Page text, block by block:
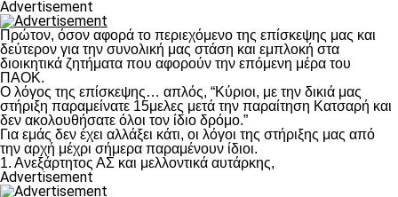
Advertisement
Πρώτον, όσον αφορά το περιεχόμενο της επίσκεψης μας και
δεύτερον για την συνολική μας στάση και εμπλοκή στα
διοικητικά ζητήματα που αφορούν την επόμενη μέρα του
ΠΑΟΚ.
Ο λόγος της επίσκεψης… απλός, “Κύριοι, με την δικιά μας
στήριξη παραμείνατε 15μελες μετά την παραίτηση Κατσαρή και
δεν ακολουθήσατε όλοι τον ίδιο δρόμο.”
Για εμάς δεν έχει αλλάξει κάτι, οι λόγοι της στήριξης μας από
την αρχή μέχρι σήμερα παραμένουν ίδιοι.
1. Ανεξάρτητος ΑΣ και μελλοντικά αυτάρκης,
Advertisement